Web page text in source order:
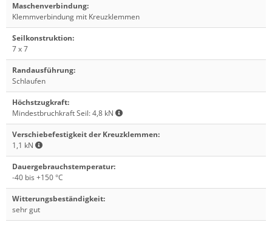
Maschenverbindung:
Klemmverbindung mit Kreuzklemmen
Seilkonstruktion:
7 x 7
Randausführung:
Schlaufen
Höchstzugkraft:
Mindestbruchkraft Seil: 4,8 kN
Verschiebefestigkeit der Kreuzklemmen:
1,1 kN
Dauergebrauchstemperatur:
-40 bis +150 °C
Witterungsbeständigkeit:
sehr gut